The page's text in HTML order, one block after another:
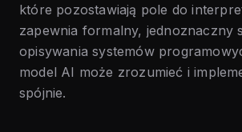
które pozostawiają pole do
zapewnia formalny, jednoznaczny
opisywania systemów
model AI może zrozumieć i
spójnie.